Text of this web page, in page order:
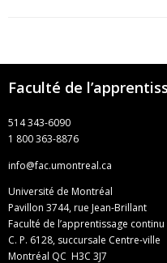
Faculté de
514 343-6090
1 800 363-8876
info@fac.umontreal.ca
Université de Montréal
Pavillon 3744, rue Jean-Brillant
Faculté de l’apprentissage continu
C. P. 6128, succursale Centre-ville
Montréal QC H3C 3J7